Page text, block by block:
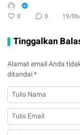
0 0 19/
Tinggalkan
Alamat email Anda
ditandai*